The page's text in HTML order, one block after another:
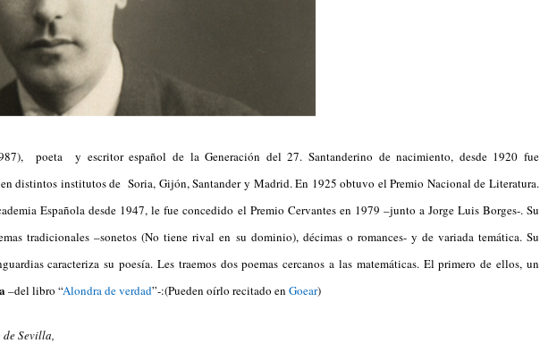
poeta y escritor español de la Generación del 27. Santanderino de nacimiento, desde 1920 fue
distintos institutos de Soria, Gijón, Santander y Madrid. En 1925 obtuvo el Premio Nacional de Literatura.
Española desde 1947, le fue concedido el Premio Cervantes en 1979 –junto a Jorge Luis Borges-. Su
tradicionales –sonetos (No tiene rival en su dominio), décimas o romances- y de variada temática. Su
caracteriza su poesía. Les traemos dos poemas cercanos a las matemáticas. El primero de ellos, un
–del libro “Alondra de verdad”-:(Pueden oírlo recitado en Goear)
Sevilla,